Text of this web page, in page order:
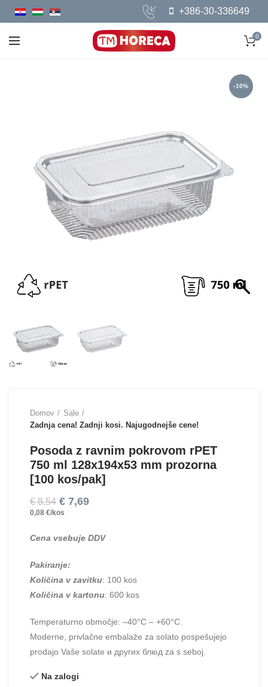
+386-30-336649
0
-10%
Domov
Sale
Zadnja cena! Zadnji kosi. Najugodnejše cene!
Posoda z ravnim pokrovom rPET
750 ml 128x194x53 mm prozorna
[100 kos/pak]
€8,54 € 7,69
0,08 €/kos
Cena vsebuje DDV
Pakiranje:
Količina v zavitku: 100 kos
Količina v kartonu: 600 kos
Temperaturno območje: –40°С – +60°С.
Moderne, privlačne embalaže za solato pospešujejo
prodajo Vaše solate и других блюд za s seboj.
Na zalogi